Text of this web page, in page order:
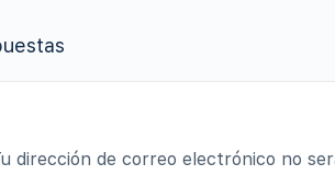
dirección de correo electrónico no